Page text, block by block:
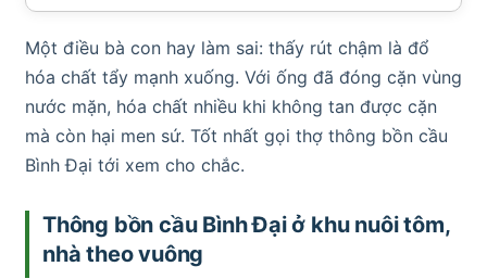
Một điều bà con hay làm sai: thấy rút chậm là đổ
hóa chất tẩy mạnh xuống. Với ống đã đóng cặn vùng
nước mặn, hóa chất nhiều khi không tan được cặn
mà còn hại men sứ. Tốt nhất gọi thợ thông bồn cầu
Bình Đại tới xem cho chắc.
Thông bồn cầu Bình Đại ở khu nuôi tôm,
nhà theo vuông